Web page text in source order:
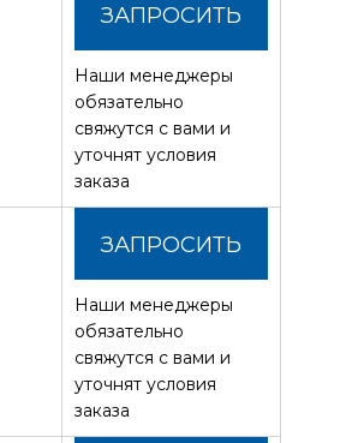
ЗАПРОСИТЬ
СТОИМОСТЬ
Наши менеджеры
обязательно
свяжутся с вами и
уточнят условия
заказа
ЗАПРОСИТЬ
СТОИМОСТЬ
Наши менеджеры
обязательно
свяжутся с вами и
уточнят условия
заказа